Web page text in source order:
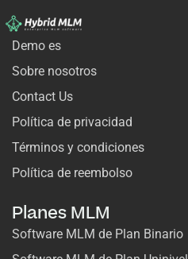
Demo es
Sobre nosotros
Contact Us
Política de privacidad
Términos y condiciones
Política de reembolso
Planes MLM
Software MLM de Plan Binario